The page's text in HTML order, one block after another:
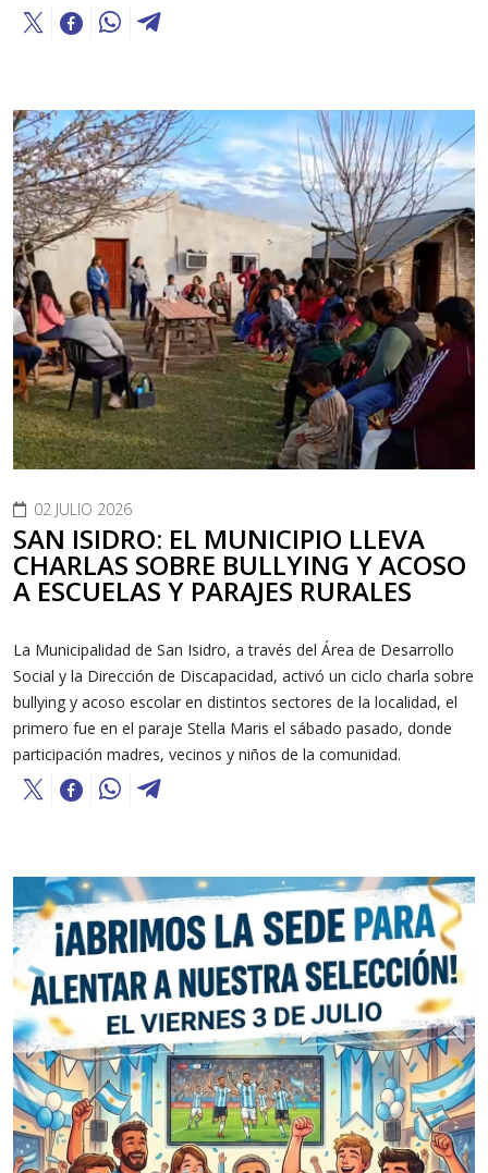
02 JULIO 2026
SAN ISIDRO: EL MUNICIPIO LLEVA
CHARLAS SOBRE BULLYING Y ACOSO
A ESCUELAS Y PARAJES RURALES
La Municipalidad de San Isidro, a través del Área de Desarrollo
Social y la Dirección de Discapacidad, activó un ciclo charla sobre
bullying y acoso escolar en distintos sectores de la localidad, el
primero fue en el paraje Stella Maris el sábado pasado, donde
participación madres, vecinos y niños de la comunidad.